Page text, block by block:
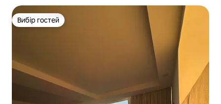
Вибір гостей
Вибір гостей